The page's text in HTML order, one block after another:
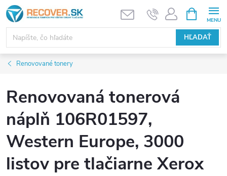
Prejsť
na
obsah
HĽADAŤ
KOŠÍK
Renovované tonery
Renovovaná tonerová
náplň 106R01597,
Western Europe, 3000
listov pre tlačiarne Xerox